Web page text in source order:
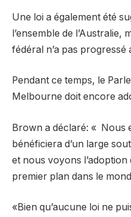
Une loi a également été
l’ensemble de l’Australie,
fédéral n’a pas progressé
Pendant ce temps, le
Melbourne doit encore
Brown a déclaré: « Nous
bénéficiera d’un large
et nous voyons l’adoption
premier plan dans le
«Bien qu’aucune loi ne